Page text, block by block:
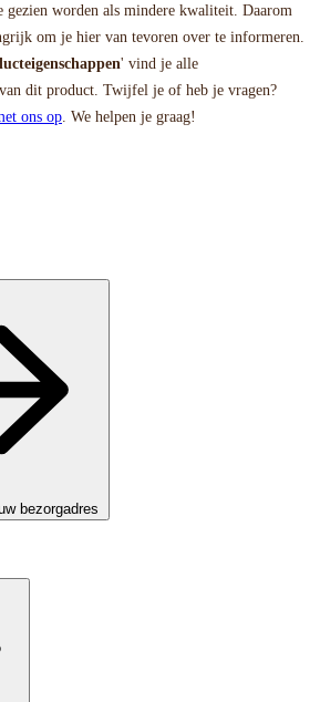
gezien worden als mindere kwaliteit. Daarom
om je hier van tevoren over te informeren.
' vind je alle
van dit product. Twijfel je of heb je vragen?
ons op. We helpen je graag!
bezorgadres